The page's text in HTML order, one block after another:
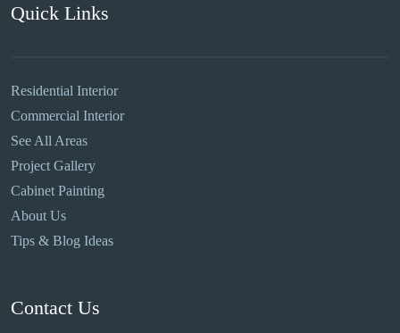
Quick Links
Residential Interior
Commercial Interior
See All Areas
Project Gallery
Cabinet Painting
About Us
Tips & Blog Ideas
Contact Us